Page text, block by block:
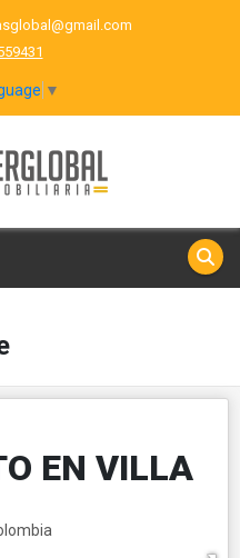
▼
EN VILLA